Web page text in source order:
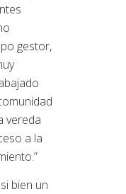
gestor,
vereda
a la
bien un